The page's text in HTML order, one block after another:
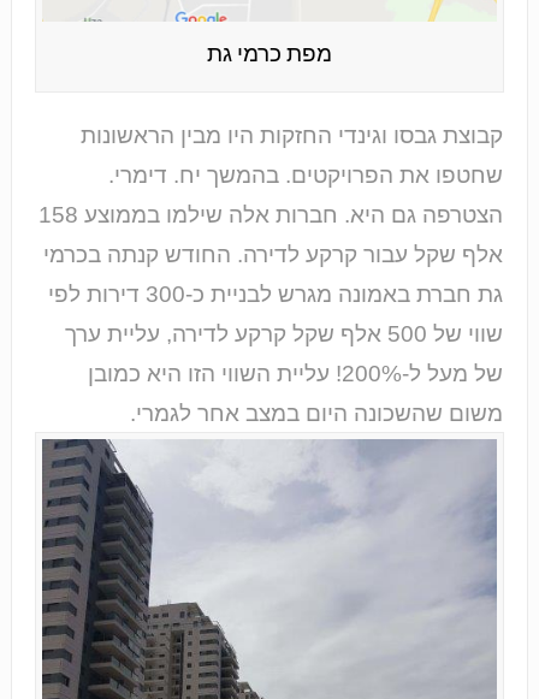
מפת כרמי גת
קבוצת גבסו וגינדי החזקות היו מבין הראשונות
שחטפו את הפרויקטים. בהמשך יח. דימרי.
הצטרפה גם היא. חברות אלה שילמו בממוצע 158
אלף שקל עבור קרקע לדירה. החודש קנתה בכרמי
גת חברת באמונה מגרש לבניית כ-300 דירות לפי
שווי של 500 אלף שקל קרקע לדירה, עליית ערך
של מעל ל-200%! עליית השווי הזו היא כמובן
משום שהשכונה היום במצב אחר לגמרי.